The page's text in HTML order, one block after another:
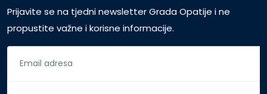
Prijavite se na tjedni newsletter Grada Opatije i ne
propustite važne i korisne informacije.